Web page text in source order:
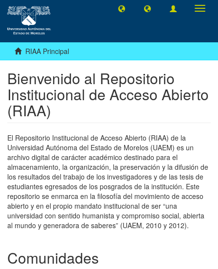
RIAA Principal
Bienvenido al Repositorio
Institucional de Acceso Abierto
(RIAA)
El Repositorio Institucional de Acceso Abierto (RIAA) de la
Universidad Autónoma del Estado de Morelos (UAEM) es un
archivo digital de carácter académico destinado para el
almacenamiento, la organización, la preservación y la difusión de
los resultados del trabajo de los investigadores y de las tesis de
estudiantes egresados de los posgrados de la institución. Este
repositorio se enmarca en la filosofía del movimiento de acceso
abierto y en el propio mandato institucional de ser “una
universidad con sentido humanista y compromiso social, abierta
al mundo y generadora de saberes” (UAEM, 2010 y 2012).
Comunidades